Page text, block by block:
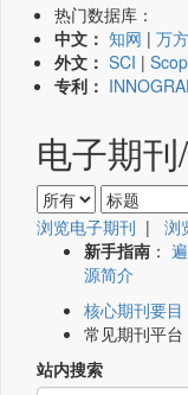
热门数据库：
中文： 知网 | 万方
外文： SCI |
专利：
电子期
浏览电子期刊 | 浏
新手指南 ：
源简介
核心期刊要目
常见期刊平台
站内搜索